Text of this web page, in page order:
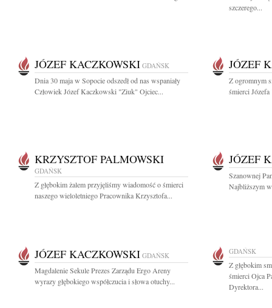
szczerego...
JÓZEF KACZKOWSKI GDAŃSK
Dnia 30 maja w Sopocie odszedł od nas wspaniały
Człowiek Józef Kaczkowski "Ziuk" Ojciec...
JÓZEF
Z ogromnym
śmierci
KRZYSZTOF PALMOWSKI
GDAŃSK
Z głębokim żalem przyjęliśmy wiadomość o śmierci
naszego wieloletniego Pracownika Krzysztofa...
JÓZEF
Szanownej
Najbliższym
JÓZEF KACZKOWSKI GDAŃSK
Magdalenie Sekule Prezes Zarządu Ergo Areny
wyrazy głębokiego współczucia i słowa otuchy...
GDAŃSK
Z głębokim
śmierci Ojca
Dyrektora...